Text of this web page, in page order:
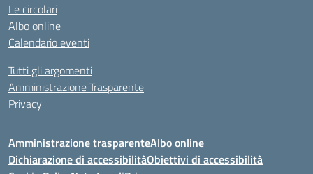
Le circolari
Albo online
Calendario eventi
Tutti gli argomenti
Amministrazione Trasparente
Privacy
Amministrazione trasparenteAlbo online
Dichiarazione di accessibilitàObiettivi di accessibilità